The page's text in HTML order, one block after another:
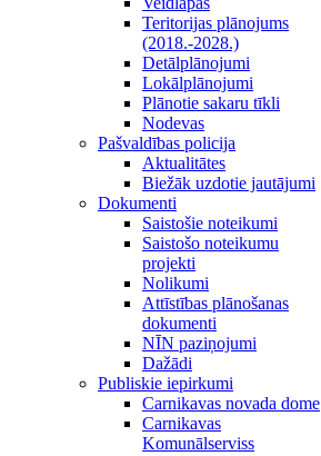
Teritorijas plānojums
(2018.-2028.)
Detālplānojumi
Lokālplānojumi
Plānotie sakaru tīkli
Nodevas
Pašvaldības policija
Aktualitātes
Biežāk uzdotie jautājumi
Dokumenti
Saistošie noteikumi
Saistošo noteikumu
projekti
Nolikumi
Attīstības plānošanas
dokumenti
NĪN paziņojumi
Dažādi
Publiskie iepirkumi
Carnikavas novada dome
Carnikavas
Komunālserviss